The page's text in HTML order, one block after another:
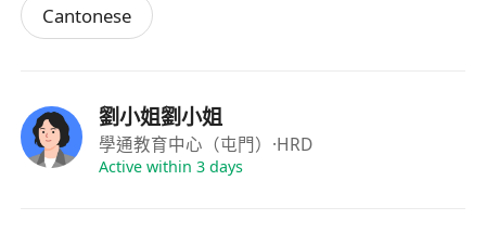
Cantonese
劉小姐劉小姐
學通教育中心（屯門） ·HRD
Active within 3 days